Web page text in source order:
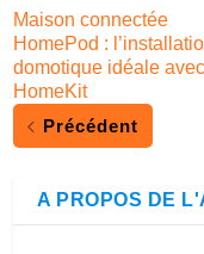
Maison connectée
HomePod :
domotique idéale avec
HomeKit
Précédent
A PROPOS DE